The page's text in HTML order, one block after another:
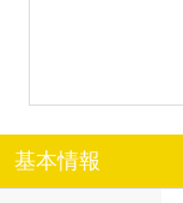
基本情報